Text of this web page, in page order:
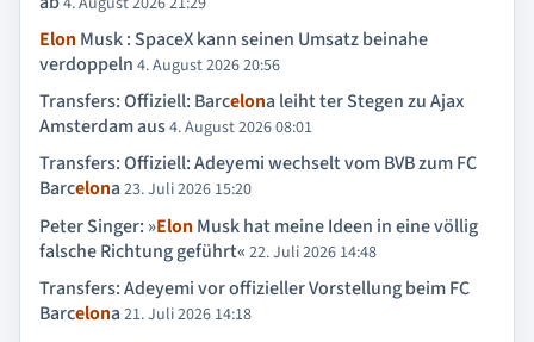
Elon Musk : SpaceX kann seinen Umsatz beinahe
verdoppeln 4. August 2026 20:56
Transfers: Offiziell: Barcelona leiht ter Stegen zu Ajax
Amsterdam aus4. August 2026 08:01
Transfers: Offiziell: Adeyemi wechselt vom BVB zum FC
Barcelona 23. Juli 2026 15:20
Peter Singer: »Elon Musk hat meine Ideen in eine völlig
falsche Richtung geführt« 22. Juli 2026 14:48
Transfers: Adeyemi vor offizieller Vorstellung beim FC
Barcelona 21. Juli 2026 14:18